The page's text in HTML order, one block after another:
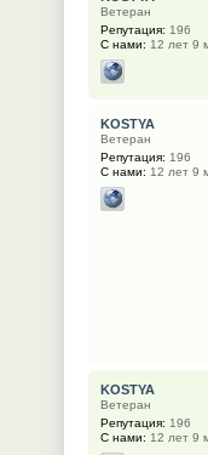
Ветеран
Репутация: 196
С нами: 12 лет 9
KOSTYA
Ветеран
Репутация: 196
С нами: 12 лет 9
KOSTYA
Ветеран
Репутация: 196
С нами: 12 лет 9